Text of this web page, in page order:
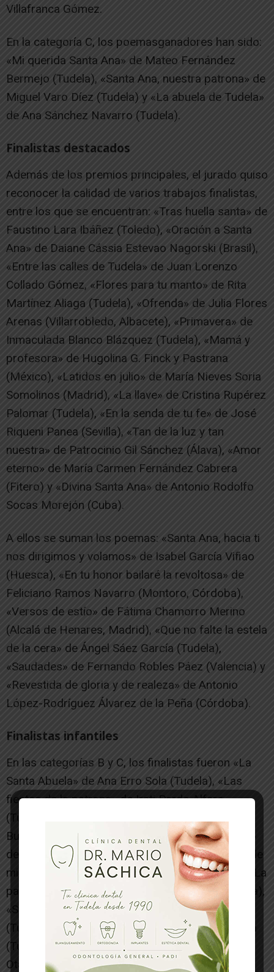
Villafranca Gómez.
En la categoría C, los poemasganadores han sido:
«Mi querida Santa Ana» de Mateo Fernández
Bermejo (Tudela), «Santa Ana, nuestra patrona» de
Miguel Varo Díez (Tudela) y «La abuela de Tudela»
de Ana Sánchez Navarro (Tudela).
Finalistas destacados
Además de los premios principales, el jurado quiso
reconocer la calidad de varios trabajos finalistas,
entre los que se encuentran: «Tras huella santa» de
Faustino Lara Ibáñez (Toledo), «Oración a Santa
Ana» de Daiane Cássia Estevao Nagorski (Brasil),
«Entre las calles de Tudela» de Juan Lorenzo
Collado Gómez, «Flores para tu manto» de Rita
Martínez Aliaga (Tudela), «Ofrenda» de Julia Flores
Arenas (Villarrobledo, Albacete), «Primavera» de
Inmaculada Blanco Blázquez (Tudela), «Mamá y
profesora» de Hugolina G. Finck y Pastrana
(México), «Latidos en julio» de María Nieves Soria
Somolinos (Madrid), «La llave» de Cristina Rupérez
Palomar (Tudela), «En la senda de tu fe» de José
Riqueni Panea (Sevilla), «Tan de la luz y tan
nuestra» de Patrocinio Gil Sánchez (Álava), «Amor
eterno» de María Carmen Fernández Cabrera
(Fitero) y «Divina Santa Ana» de Antonio Rodolfo
Socas Morejón (Cuba).
A ellos se suman los poemas: «Santa Ana, hacia ti
nos dirigimos y volamos» de Isabel García Vifiao
(Huesca), «En tu honor bailaré la revoltosa» de
Feliciano Ramos Navarro (Montoro, Córdoba),
«Versos de estío» de Fátima Chamorro Merino
(Alcalá de Henares, Madrid), «Que no falte la estela
de la cera» de Ángel Sáez García (Tudela),
«Saudades» de Fernando Robles Páez (Valencia) y
«Revestida de gloria y de realeza» de Antonio
López-Rodríguez Álvarez de la Peña (Córdoba).
Finalistas infantiles
En las categorías B y C, los finalistas fueron «La
Santa Abuela» de Ana Erro Sola (Tudela), «Las
fiestas de la patrona» de Irati Pardo Alfaro
(Tudela), «Santa Ana, mi patrona» de Jadiel
Bustamante Ramírez (Tudela), «¡Viva Santa Ana!»
de Valeria Serrano Pradilla (Tudela), «Santanica de
mi alma» de Emma Toquero Lafuente (Tudela), «La
patronita de Tudela» de Iñigo Asa Campo (Tudela),
«Santa Ana y la Mejana» de Miguel Latorre Otero
(Tudela), «Mi Santanica» de Irati García Burgaleta
(Tudela) y «Nuestra Santa, Santa Ana» de Jon
Otano Florencio (Tudela).